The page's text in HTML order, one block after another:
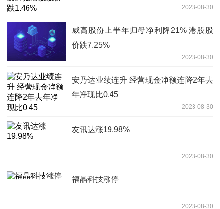
2023-08-30
威高股份上半年归母净利降21% 港股股
价跌7.25%
2023-08-30
安乃达业绩连升 经营现金净额连降2年去
年净现比0.45
2023-08-30
友讯达涨19.98%
2023-08-30
福晶科技涨停
2023-08-30